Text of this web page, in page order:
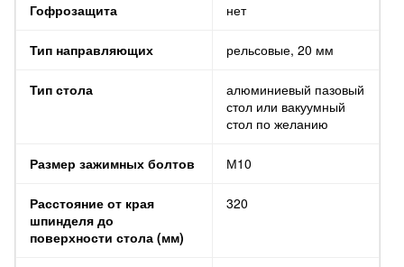
Гофрозащита нет
Тип направляющих рельсовые, 20 мм
Тип стола
алюминиевый пазовый
стол или вакуумный
стол по желанию
Размер зажимных болтов М10
Расстояние от края
шпинделя до
поверхности стола (мм)
320